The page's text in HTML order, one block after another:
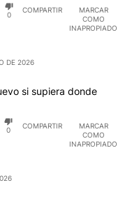
0
COMPARTIR
MARCAR
COMO
INAPROPIADO
DE 2026
si supiera donde
0
COMPARTIR
MARCAR
COMO
INAPROPIADO